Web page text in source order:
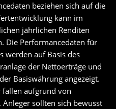
beziehen sich auf die
kann im
jährlichen Renditen
Die Performancedaten für
werden auf Basis des
der Nettoerträge und
Basiswährung angezeigt.
fallen aufgrund von
sollten sich bewusst